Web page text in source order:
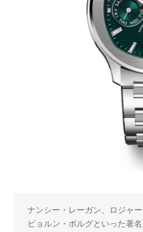
ナンシー・レーガン、ロジャ
ビョルン・ボルグといった著